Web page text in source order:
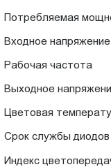
Потребляемая
Входное напряжение
Рабочая частота
Выходное
Цветовая
Срок службы диодов
Индекс